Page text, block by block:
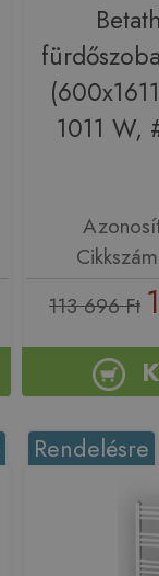
1011 W,
113 696 Ft
Rendelésre